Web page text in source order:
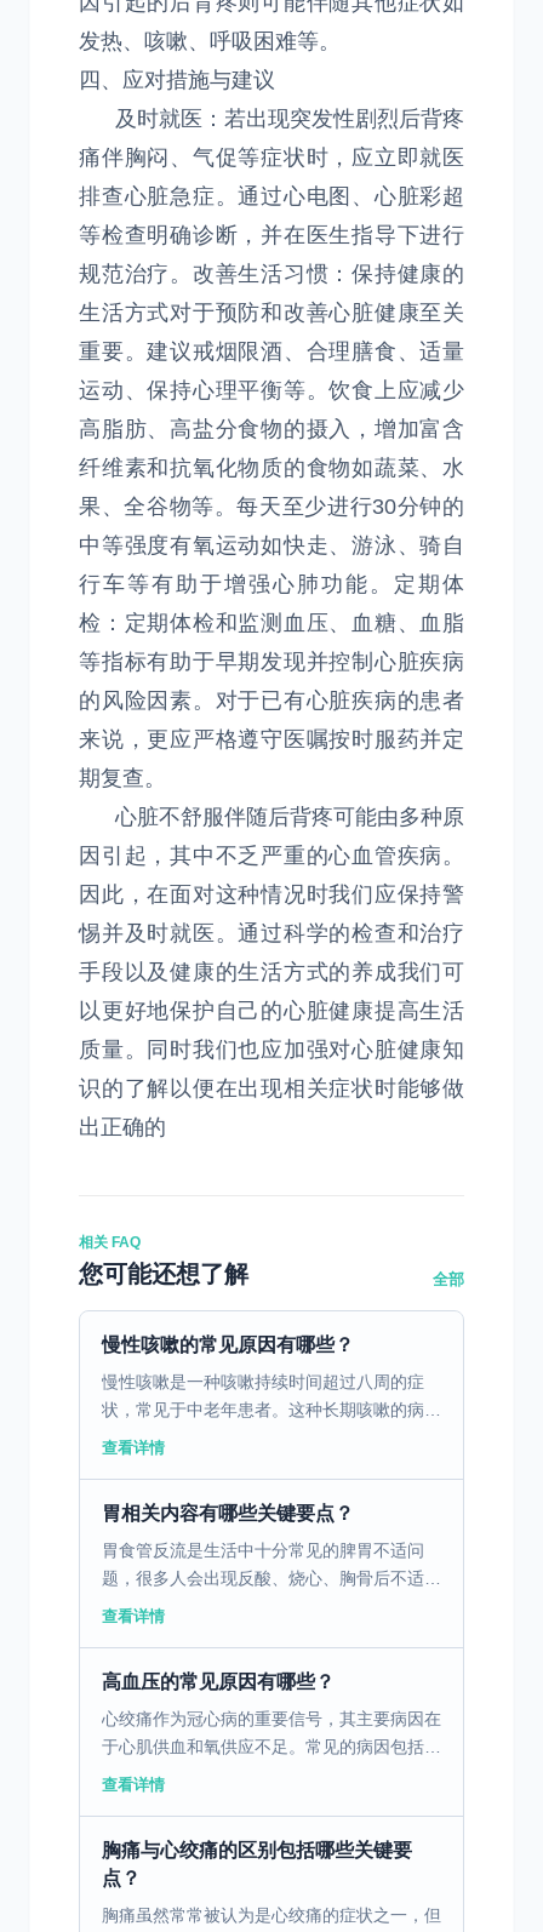
发热、咳嗽、呼吸困难等。
四、应对措施与建议
及时就医：若出现突发性剧烈后背疼
痛伴胸闷、气促等症状时，应立即就医
排查心脏急症。通过心电图、心脏彩超
等检查明确诊断，并在医生指导下进行
规范治疗。改善生活习惯：保持健康的
生活方式对于预防和改善心脏健康至关
重要。建议戒烟限酒、合理膳食、适量
运动、保持心理平衡等。饮食上应减少
高脂肪、高盐分食物的摄入，增加富含
纤维素和抗氧化物质的食物如蔬菜、水
果、全谷物等。每天至少进行30分钟的
中等强度有氧运动如快走、游泳、骑自
行车等有助于增强心肺功能。定期体
检：定期体检和监测血压、血糖、血脂
等指标有助于早期发现并控制心脏疾病
的风险因素。对于已有心脏疾病的患者
来说，更应严格遵守医嘱按时服药并定
期复查。
心脏不舒服伴随后背疼可能由多种原
因引起，其中不乏严重的心血管疾病。
因此，在面对这种情况时我们应保持警
惕并及时就医。通过科学的检查和治疗
手段以及健康的生活方式的养成我们可
以更好地保护自己的心脏健康提高生活
质量。同时我们也应加强对心脏健康知
识的了解以便在出现相关症状时能够做
出正确的
相关 FAQ
您可能还想了解 全部
慢性咳嗽的常见原因有哪些？
慢性咳嗽是一种咳嗽持续时间超过八周的症
状，常见于中老年患者。这种长期咳嗽的病因
可以是多种多样的，比如慢性支气管炎，患者
查看详情
胃相关内容有哪些关键要点？
胃食管反流是生活中十分常见的脾胃不适问
题，很多人会出现反酸、烧心、胸骨后不适、
咽喉异物感等症状，看似是小毛病，却会反复
查看详情
高血压的常见原因有哪些？
心绞痛作为冠心病的重要信号，其主要病因在
于心肌供血和氧供应不足。常见的病因包括高
血压和动脉粥样硬化。动脉中的粥样硬化斑块
查看详情
胸痛与心绞痛的区别包括哪些关键要
点？
胸痛虽然常常被认为是心绞痛的症状之一，但